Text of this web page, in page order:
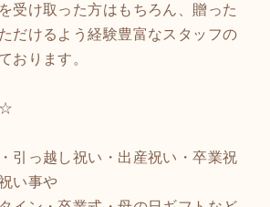
受け取った方はもちろん、贈った
だけるよう経験豊富なスタッフの
おります。
☆
引っ越し祝い・出産祝い・卒業祝
い事や